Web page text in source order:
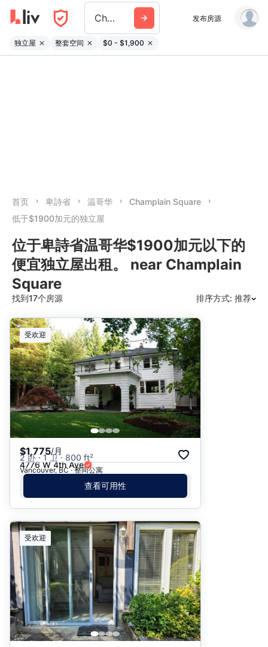
Champlain Square 发布房源
独立屋 整套空间 $0 - $1,900
首页 卑詩省 温哥华
Champlain Square
低于$1900加元的独立屋
位于卑詩省温哥华$1900加元以下的
便宜独立屋出租。 near Champlain
Square
找到17个房源 排序方式: 推荐
推荐
日期: 最新日期在前
日期: 过往日期在前
价格 - $$$ 到 $
价格 - $ 到 $$$
受欢迎
$1,775/月
2 卧 · 1 卫 · 800 ft²
4776 W 4th Ave
Vancouver, BC · 整间公寓
查看可用性
受欢迎